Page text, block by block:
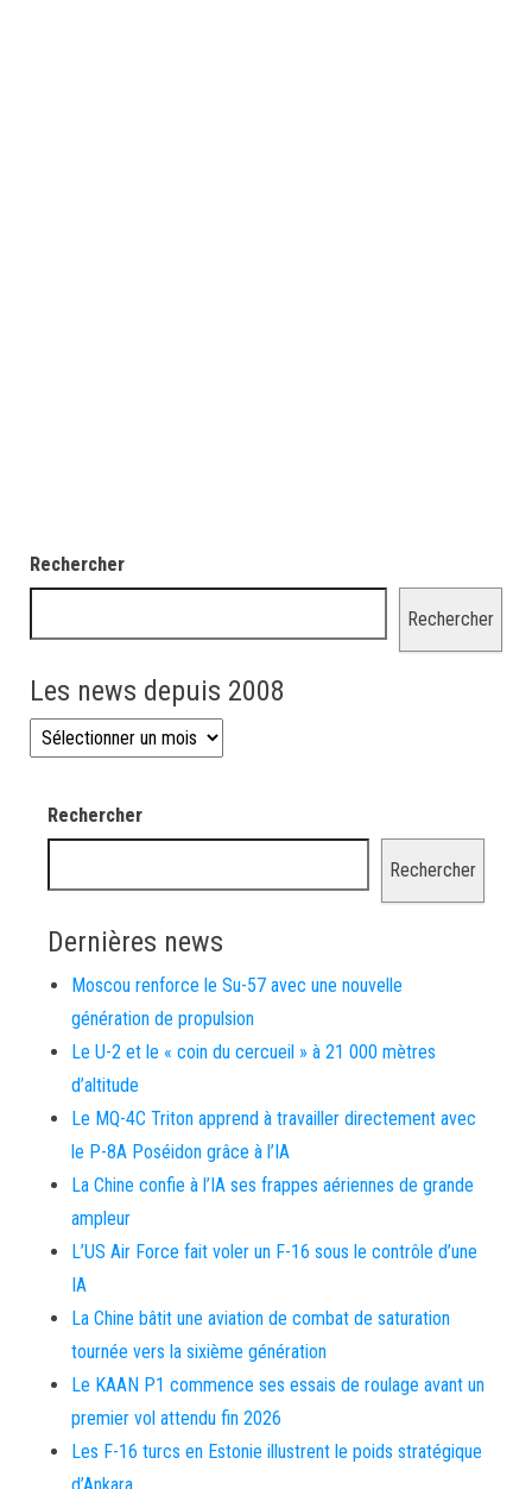
Rechercher
Rechercher
Les news depuis 2008
Les news depuis 2008
Rechercher
Rechercher
Dernières news
Moscou renforce le Su-57 avec une nouvelle
génération de propulsion
Le U-2 et le « coin du cercueil » à 21 000 mètres
d’altitude
Le MQ-4C Triton apprend à travailler directement avec
le P-8A Poséidon grâce à l’IA
La Chine confie à l’IA ses frappes aériennes de grande
ampleur
L’US Air Force fait voler un F-16 sous le contrôle d’une
IA
La Chine bâtit une aviation de combat de saturation
tournée vers la sixième génération
Le KAAN P1 commence ses essais de roulage avant un
premier vol attendu fin 2026
Les F-16 turcs en Estonie illustrent le poids stratégique